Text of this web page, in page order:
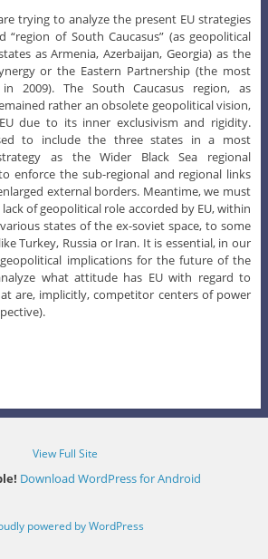
trying to analyze the present EU strategies
“region of South Caucasus” (as geopolitical
as Armenia, Azerbaijan, Georgia) as the
or the Eastern Partnership (the most
2009). The South Caucasus region, as
rather an obsolete geopolitical vision,
due to its inner exclusivism and rigidity.
to include the three states in a most
as the Wider Black Sea regional
enforce the sub-regional and regional links
external borders. Meantime, we must
of geopolitical role accorded by EU, within
states of the ex-soviet space, to some
Turkey, Russia or Iran. It is essential, in our
implications for the future of the
what attitude has EU with regard to
are, implicitly, competitor centers of power
View Full Site
Download WordPress for Android
powered by WordPress